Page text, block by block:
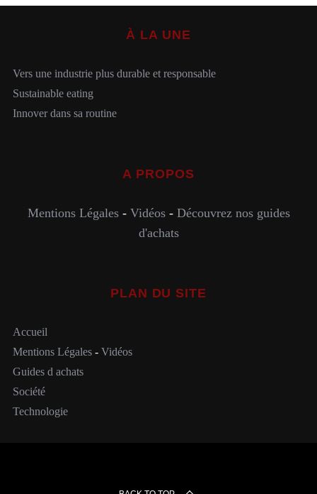
À LA UNE
Vers une industrie plus durable et responsable
Sustainable eating
Innover dans sa routine
A PROPOS
Mentions Légales- Vidéos- Découvrez nos guides
d'achats
PLAN DU SITE
Accueil
Mentions Légales- Vidéos
Guides d achats
Société
Technologie
r
o